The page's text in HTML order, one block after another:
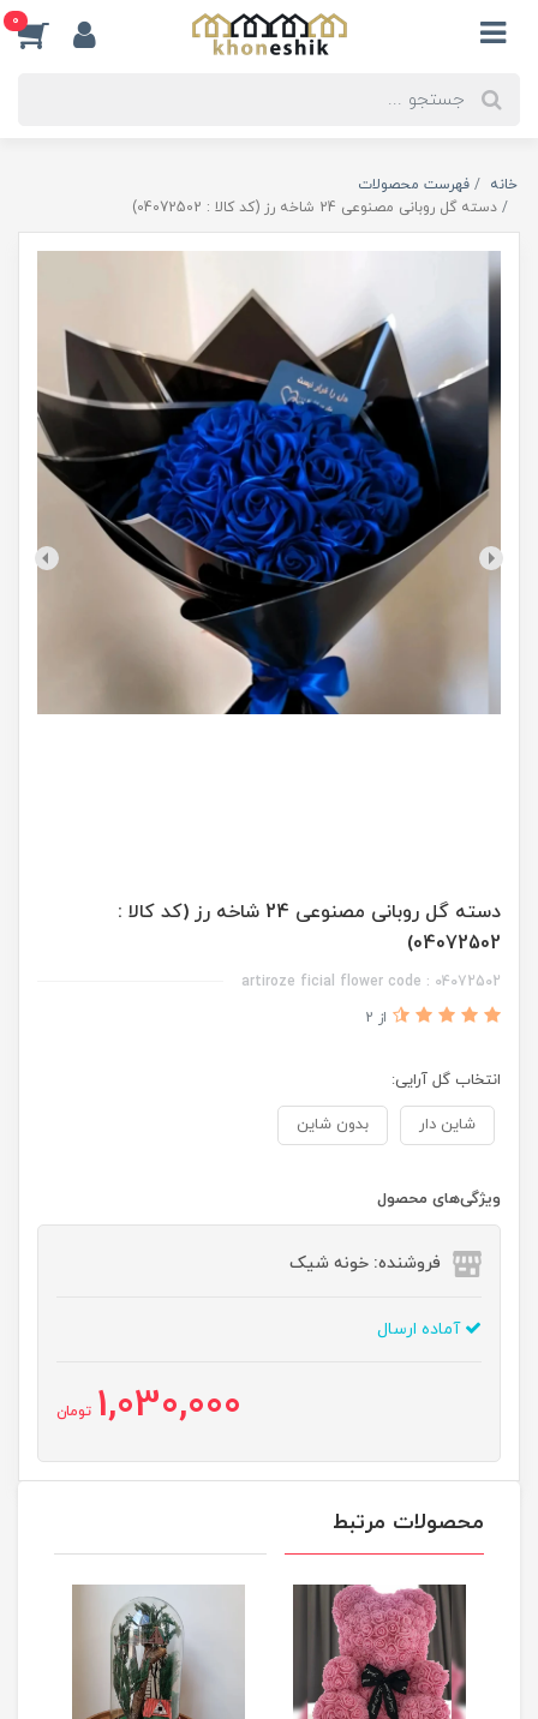
0
خانه
فهرست محصولات
دسته گل روبانی مصنوعی 24 شاخه رز (کد کالا : 04072502)
دسته گل روبانی مصنوعی 24 شاخه رز (کد کالا :
04072502)
artiroze ficial flower code : 04072502
از 2
انتخاب گل آرایی:
شاین دار بدون شاین
ویژگی‌های محصول
فروشنده: خونه شیک
آماده ارسال
1,030,000 تومان
محصولات مرتبط